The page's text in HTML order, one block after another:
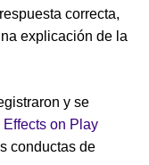
correcta,
explicación de la
y se
Effects on Play
conductas de